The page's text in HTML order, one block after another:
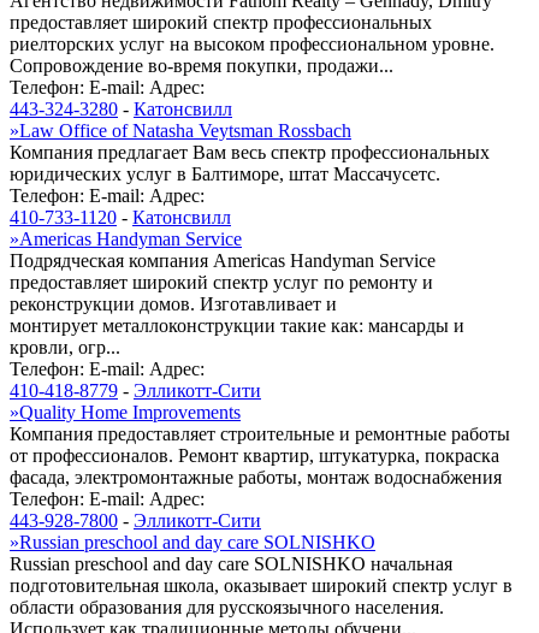
предоставляет широкий спектр профессиональных
риелторских услуг на высоком профессиональном уровне.
Сопровождение во-время покупки, продажи...
Телефон: E-mail: Адрес:
443-324-3280 - Катонсвилл
»Law Office of Natasha Veytsman Rossbach
Компания предлагает Вам весь спектр профессиональных
юридических услуг в Балтиморе, штат Массачусетс.
Телефон: E-mail: Адрес:
410-733-1120 - Катонсвилл
»Americas Handyman Service
Подрядческая компания Americas Handyman Service
предоставляет широкий спектр услуг по ремонту и
реконструкции домов. Изготавливает и
монтирует металлоконструкции такие как: мансарды и
кровли, огр...
Телефон: E-mail: Адрес:
410-418-8779 - Элликотт-Сити
»Quality Home Improvements
Компания предоставляет строительные и ремонтные работы
от профессионалов. Ремонт квартир, штукатурка, покраска
фасада, электромонтажные работы, монтаж водоснабжения
Телефон: E-mail: Адрес:
443-928-7800 - Элликотт-Сити
»Russian preschool and day care SOLNISHKO
Russian preschool and day care SOLNISHKO начальная
подготовительная школа, оказывает широкий спектр услуг в
области образования для русскоязычного населения.
Использует как традиционные методы обучени...